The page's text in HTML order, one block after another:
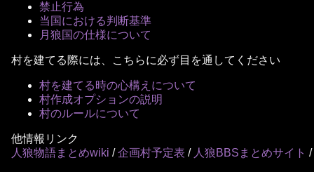
禁止行為
当国における判断基準
月狼国の仕様について
村を建てる際には、こちらに必ず目を通してください
村を建てる時の心構えについて
村作成オプションの説明
村のルールについて
他情報リンク
人狼物語まとめwiki /企画村予定表 / 人狼BBSまとめサイト /